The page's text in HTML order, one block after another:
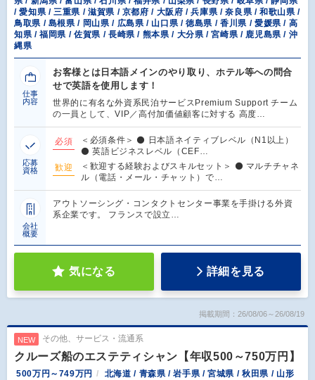
/ 愛知県 / 三重県 / 滋賀県 / 京都府 / 大阪府 / 兵庫県 / 奈良県 / 和歌山県 /
鳥取県 / 島根県 / 岡山県 / 広島県 / 山口県 / 徳島県 / 香川県 / 愛媛県 / 高
知県 / 福岡県 / 佐賀県 / 長崎県 / 熊本県 / 大分県 / 宮崎県 / 鹿児島県 / 沖
縄県
仕事
内容
お客様とは日本語メインのやり取り、ホテル等への問合
せで英語を使用します！
世界的に有名な外資系民泊サービスPremium Support チーム
の一員として、VIP／高付加価値顧客に対する 高度…
応募
資格
必須
＜必須条件＞ ⚫ 日本語ネイティブレベル（N1以上）
⚫ 英語ビジネスレベル（CEF…
歓迎
＜歓迎する経験およびスキルセット＞ ⚫ マルチチャネ
ル（電話・メール・チャット）で…
会社
概要
アウトソーシング・コンタクトセンター事業を手掛ける外資
系企業です。 フランスで設立…
気になる 詳細を見る
掲載期間：26/08/06～26/08/19
NEW その他、サービス・流通系
クルーズ船のエステティシャン【年収500～750万円】
500万円～749万円
北海道 / 青森県 / 岩手県 / 宮城県 / 秋田県 / 山形